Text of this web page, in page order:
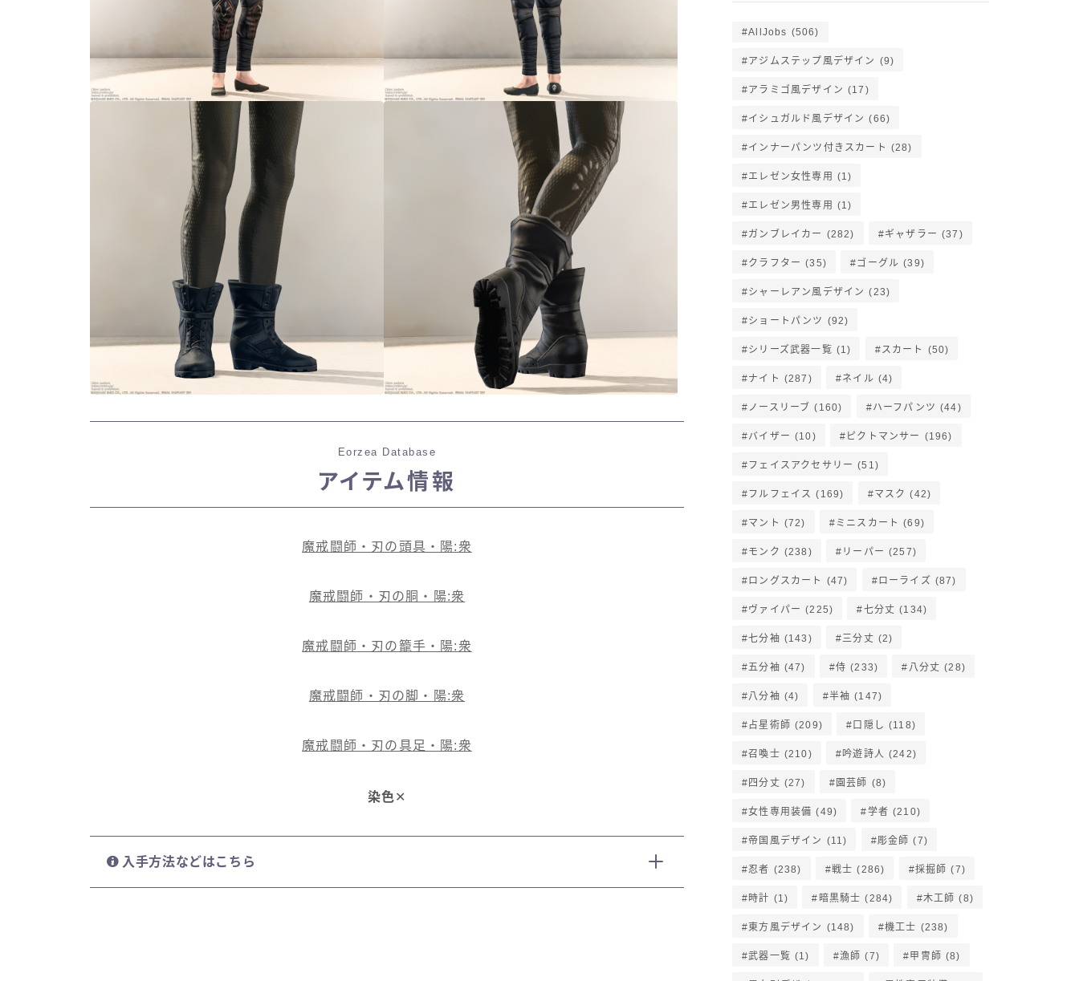
Eorzea Database
アイテム情報
魔戒闘師・刃の頭具・陽:衆
魔戒闘師・刃の胴・陽:衆
魔戒闘師・刃の籠手・陽:衆
魔戒闘師・刃の脚・陽:衆
魔戒闘師・刃の具足・陽:衆
染色✕
入手方法などはこちら
AllJobs (506)
アジムステップ風デザイン (9)
アラミゴ風デザイン (17)
イシュガルド風デザイン (66)
インナーパンツ付きスカート (28)
エレゼン女性専用 (1)
エレゼン男性専用 (1)
ガンブレイカー (282) ギャザラー (37)
クラフター (35) ゴーグル (39)
シャーレアン風デザイン (23)
ショートパンツ (92)
シリーズ武器一覧 (1) スカート (50)
ナイト (287) ネイル (4)
ノースリーブ (160) ハーフパンツ (44)
バイザー (10) ピクトマンサー (196)
フェイスアクセサリー (51)
フルフェイス (169) マスク (42)
マント (72) ミニスカート (69)
モンク (238) リーパー (257)
ロングスカート (47) ローライズ (87)
ヴァイパー (225) 七分丈 (134)
七分袖 (143) 三分丈 (2)
五分袖 (47) 侍 (233) 八分丈 (28)
八分袖 (4) 半袖 (147)
占星術師 (209) 口隠し (118)
召喚士 (210) 吟遊詩人 (242)
四分丈 (27) 園芸師 (8)
女性専用装備 (49) 学者 (210)
帝国風デザイン (11) 彫金師 (7)
忍者 (238) 戦士 (286) 採掘師 (7)
時計 (1) 暗黒騎士 (284) 木工師 (8)
東方風デザイン (148) 機工士 (238)
武器一覧 (1) 漁師 (7) 甲冑師 (8)